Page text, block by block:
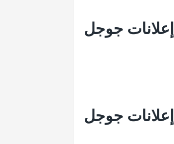
إعلانات جوجل
إعلانات جوجل